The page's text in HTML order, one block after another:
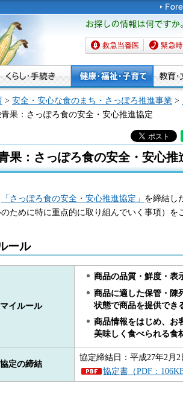
お探しの情報は何です
か。
救急当番医 緊急時の
> 安全・安心な食のまち・さっぽろ推進事業 >
果：さっぽろ食の安全・安心推進協定
果：さっぽろ食の安全・安心推
「さっぽろ食の安全・安心推進協定」 を締結し
ために特に重点的に取り組んでいく事項）を
ール
マイルール
商品の品質・鮮度・表
商品に適した保管・陳
状態で商品を提供でき
商品情報をはじめ、お
美味しく食べられる食
協定の締結
協定締結日：平成27年2月
協定書（PDF：106KB